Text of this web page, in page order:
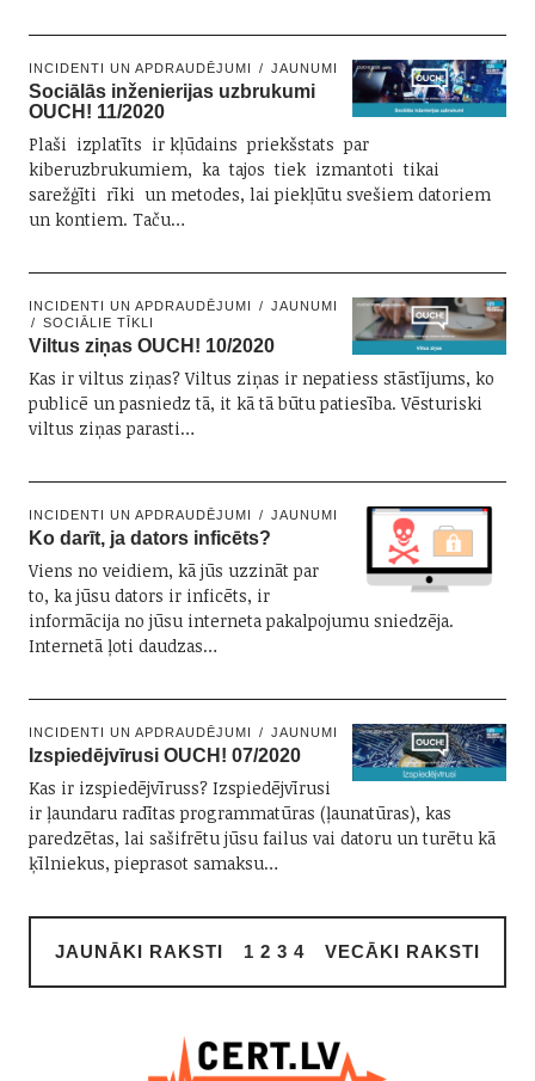
INCIDENTI UN APDRAUDĒJUMI JAUNUMI
Sociālās inženierijas uzbrukumi
OUCH! 11/2020
Plaši izplatīts ir kļūdains priekšstats par
kiberuzbrukumiem, ka tajos tiek izmantoti tikai
sarežģīti rīki un metodes, lai piekļūtu svešiem datoriem
un kontiem. Taču…
INCIDENTI UN APDRAUDĒJUMI
JAUNUMI
SOCIĀLIE TĪKLI
Viltus ziņas OUCH! 10/2020
Kas ir viltus ziņas? Viltus ziņas ir nepatiess stāstījums, ko
publicē un pasniedz tā, it kā tā būtu patiesība. Vēsturiski
viltus ziņas parasti…
INCIDENTI UN APDRAUDĒJUMI JAUNUMI
Ko darīt, ja dators inficēts?
Viens no veidiem, kā jūs uzzināt par
to, ka jūsu dators ir inficēts, ir
informācija no jūsu interneta pakalpojumu sniedzēja.
Internetā ļoti daudzas…
INCIDENTI UN APDRAUDĒJUMI JAUNUMI
Izspiedējvīrusi OUCH! 07/2020
Kas ir izspiedējvīruss? Izspiedējvīrusi
ir ļaundaru radītas programmatūras (ļaunatūras), kas
paredzētas, lai sašifrētu jūsu failus vai datoru un turētu kā
ķīlniekus, pieprasot samaksu…
JAUNĀKI RAKSTI 1 2 3 4 VECĀKI RAKSTI